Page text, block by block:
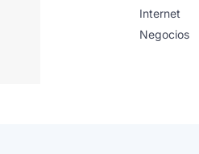
Internet
Negocios